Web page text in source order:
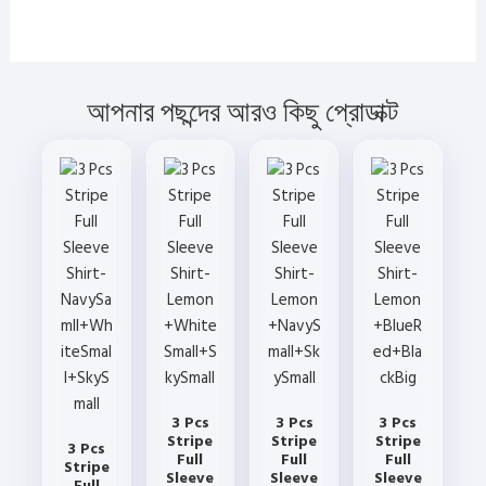
আপনার পছন্দের আরও কিছু প্রোডাক্ট
3 Pcs
Stripe
3 Pcs
Stripe
Full
Sleeve
3 Pcs
Stripe
Full
Sleeve
3 Pcs
Stripe
Full
Sleeve